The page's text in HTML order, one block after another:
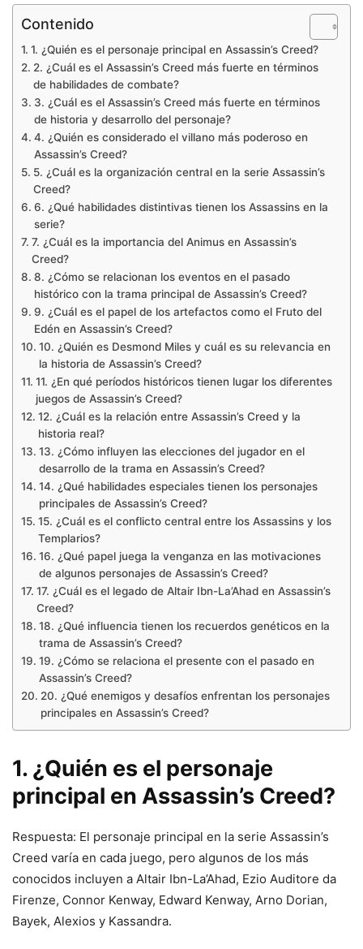
Contenido
1. ¿Quién es el personaje principal en Assassin’s Creed?
2. ¿Cuál es el Assassin’s Creed más fuerte en términos
de habilidades de combate?
3. ¿Cuál es el Assassin’s Creed más fuerte en términos
de historia y desarrollo del personaje?
4. ¿Quién es considerado el villano más poderoso en
Assassin’s Creed?
5. ¿Cuál es la organización central en la serie Assassin’s
Creed?
6. ¿Qué habilidades distintivas tienen los Assassins en la
serie?
7. ¿Cuál es la importancia del Animus en Assassin’s
Creed?
8. ¿Cómo se relacionan los eventos en el pasado
histórico con la trama principal de Assassin’s Creed?
9. ¿Cuál es el papel de los artefactos como el Fruto del
Edén en Assassin’s Creed?
10. ¿Quién es Desmond Miles y cuál es su relevancia en
la historia de Assassin’s Creed?
11. ¿En qué períodos históricos tienen lugar los diferentes
juegos de Assassin’s Creed?
12. ¿Cuál es la relación entre Assassin’s Creed y la
historia real?
13. ¿Cómo influyen las elecciones del jugador en el
desarrollo de la trama en Assassin’s Creed?
14. ¿Qué habilidades especiales tienen los personajes
principales de Assassin’s Creed?
15. ¿Cuál es el conflicto central entre los Assassins y los
Templarios?
16. ¿Qué papel juega la venganza en las motivaciones
de algunos personajes de Assassin’s Creed?
17. ¿Cuál es el legado de Altair Ibn-La’Ahad en Assassin’s
Creed?
18. ¿Qué influencia tienen los recuerdos genéticos en la
trama de Assassin’s Creed?
19. ¿Cómo se relaciona el presente con el pasado en
Assassin’s Creed?
20. ¿Qué enemigos y desafíos enfrentan los personajes
principales en Assassin’s Creed?
1. ¿Quién es el personaje
principal en Assassin’s Creed?
Respuesta: El personaje principal en la serie Assassin’s
Creed varía en cada juego, pero algunos de los más
conocidos incluyen a Altair Ibn-La’Ahad, Ezio Auditore da
Firenze, Connor Kenway, Edward Kenway, Arno Dorian,
Bayek, Alexios y Kassandra.